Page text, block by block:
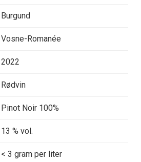
Burgund
Vosne-Romanée
2022
Rødvin
Pinot Noir 100%
13 % vol.
< 3 gram per liter